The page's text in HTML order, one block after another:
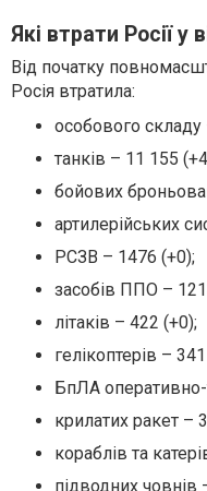
Які втрати Росії у
Від початку
Росія втратила:
особового
танків – 11 155
бойових
артилерійських
РСЗВ – 1476 (+0);
засобів ППО –
літаків – 422 (+0);
гелікоптерів –
БпЛА оперативно-
крилатих ракет –
кораблів та
підводних човнів